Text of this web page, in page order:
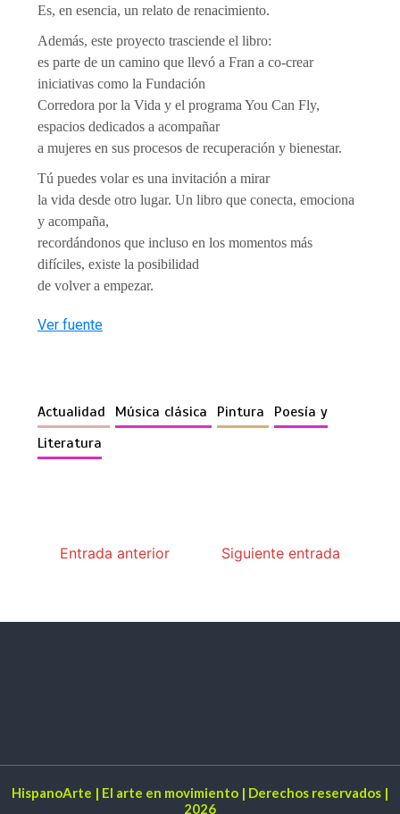
Es, en esencia, un relato de renacimiento.
Además, este proyecto trasciende el libro:
es parte de un camino que llevó a Fran a co-crear
iniciativas como la Fundación
Corredora por la Vida y el programa You Can Fly,
espacios dedicados a acompañar
a mujeres en sus procesos de recuperación y bienestar.
Tú puedes volar es una invitación a mirar
la vida desde otro lugar. Un libro que conecta, emociona
y acompaña,
recordándonos que incluso en los momentos más
difíciles, existe la posibilidad
de volver a empezar.
Ver fuente
Actualidad Música clásica Pintura
Poesía y
Literatura
Entrada anterior Siguiente entrada